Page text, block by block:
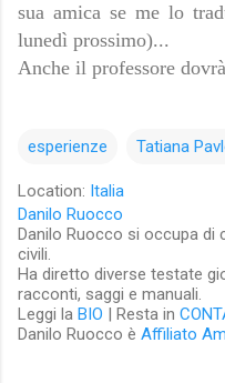
sua amica se me lo
lunedì prossimo)...
Anche il professore
esperienze Tatiana
Location: Italia
Danilo Ruocco
Danilo Ruocco si occupa di
civili.
Ha diretto diverse testate
racconti, saggi e manuali.
Leggi la BIO | Resta in
Danilo Ruocco è Affiliato